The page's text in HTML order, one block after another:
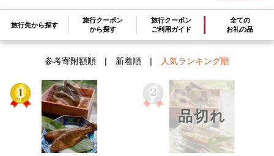
旅行先から探す
旅行クーポン
から探す
旅行クーポン
ご利用ガイド
全ての
お礼の品
検索結果一覧 1～3件 / 全3件
参考寄附額順| 新着順| 人気ランキング順
品切れ